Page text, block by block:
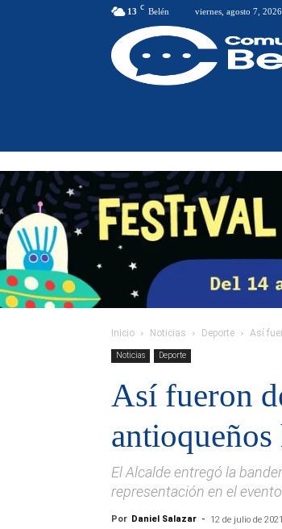
13 C Belén viernes, agosto 7, 2026
Inicio Noticias Deporte Así
Noticias Deporte
Así fueron
El Alcalde entregó la
representación en el
Por Daniel Salazar - 12 de julio de 2021